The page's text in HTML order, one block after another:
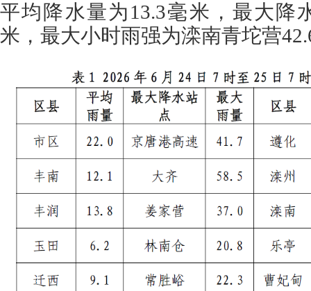
平均降水量为13.3毫米，最大降
米，最大小时雨强为滦南青坨营